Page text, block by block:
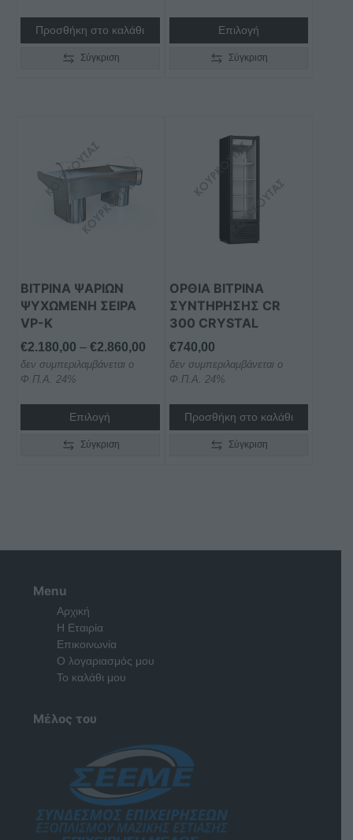
Προσθήκη στο καλάθι
Σύγκριση
Επιλογή
Σύγκριση
ΒΙΤΡΙΝΑ ΨΑΡΙΩΝ
ΨΥΧΩΜΕΝΗ ΣΕΙΡΑ
VP-K
€2.180,00 – €2.860,00 Price
range:
€2.180,00
through
€2.860,00
δεν συμπεριλαμβάνεται ο
Φ.Π.Α. 24%
Επιλογή
προϊόν
πολλαπλές
παραλλαγές.
μπορούν
να
επιλεγούν
του
Σύγκριση
ΟΡΘΙΑ ΒΙΤΡΙΝΑ
ΣΥΝΤΗΡΗΣΗΣ CR
300 CRYSTAL
€740,00
δεν συμπεριλαμβάνεται ο
Φ.Π.Α. 24%
Προσθήκη στο καλάθι
Σύγκριση
Menu
Αρχική
Η Εταιρία
Επικοινωνία
Ο λογαριασμός μου
Το καλάθι μου
Μέλος του